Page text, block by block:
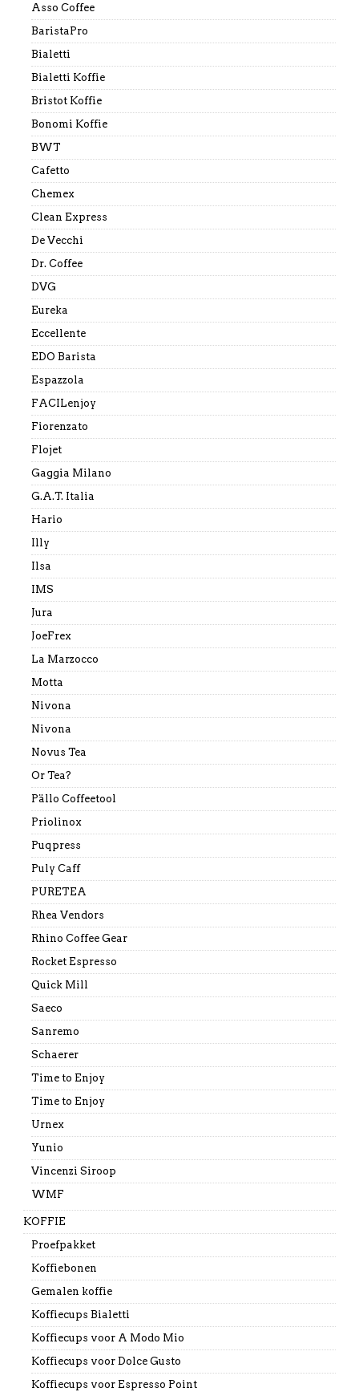
Asso Coffee
BaristaPro
Bialetti
Bialetti Koffie
Bristot Koffie
Bonomi Koffie
BWT
Cafetto
Chemex
Clean Express
De Vecchi
Dr. Coffee
DVG
Eureka
Eccellente
EDO Barista
Espazzola
FACILenjoy
Fiorenzato
Flojet
Gaggia Milano
G.A.T. Italia
Hario
Illy
Ilsa
IMS
Jura
JoeFrex
La Marzocco
Motta
Nivona
Nivona
Novus Tea
Or Tea?
Pällo Coffeetool
Priolinox
Puqpress
Puly Caff
PURETEA
Rhea Vendors
Rhino Coffee Gear
Rocket Espresso
Quick Mill
Saeco
Sanremo
Schaerer
Time to Enjoy
Time to Enjoy
Urnex
Yunio
Vincenzi Siroop
WMF
KOFFIE
Proefpakket
Koffiebonen
Gemalen koffie
Koffiecups Bialetti
Koffiecups voor A Modo Mio
Koffiecups voor Dolce Gusto
Koffiecups voor Espresso Point